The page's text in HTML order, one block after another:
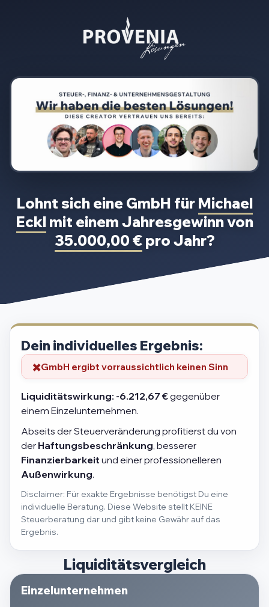
Lohnt sich eine GmbH für Michael
Ecklmit einem Jahresgewinn von
35.000,00 €pro Jahr?
Dein individuelles Ergebnis:
GmbH ergibt vorraussichtlich keinen Sinn
Liquiditätswirkung: -6.212,67 €gegenüber
einem Einzelunternehmen.
Abseits der Steuerveränderung profitierst du von
der Haftungsbeschränkung, besserer
Finanzierbarkeit und einer professionelleren
Außenwirkung.
Disclaimer: Für exakte Ergebnisse benötigst Du eine
individuelle Beratung. Diese Website stellt KEINE
Steuerberatung dar und gibt keine Gewähr auf das
Ergebnis.
Liquiditätsvergleich
Einzelunternehmen